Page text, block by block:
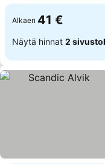
Alkaen 41 €
Näytä hinnat 2